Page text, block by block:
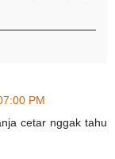
PM
cetar nggak tahu